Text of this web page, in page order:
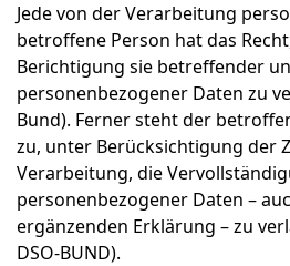
Jede von der Verarbeitung
betroffene Person hat das
Berichtigung sie betreffender
personenbezogener Daten zu
Bund). Ferner steht der
zu, unter Berücksichtigung der
Verarbeitung, die
personenbezogener Daten –
ergänzenden Erklärung – zu
DSO-BUND).